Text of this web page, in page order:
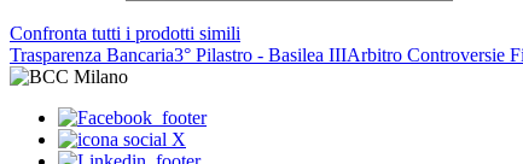
Confronta tutti i prodotti simili
Trasparenza Bancaria3° Pilastro - Basilea IIIArbitro Controversie